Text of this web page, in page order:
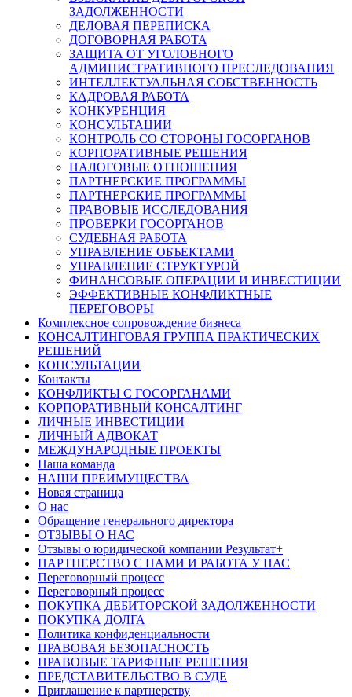
ЗАДОЛЖЕННОСТИ
ДЕЛОВАЯ ПЕРЕПИСКА
ДОГОВОРНАЯ РАБОТА
ЗАЩИТА ОТ УГОЛОВНОГО
АДМИНИСТРАТИВНОГО ПРЕСЛЕДОВАНИЯ
ИНТЕЛЛЕКТУАЛЬНАЯ СОБСТВЕННОСТЬ
КАДРОВАЯ РАБОТА
КОНКУРЕНЦИЯ
КОНСУЛЬТАЦИИ
КОНТРОЛЬ СО СТОРОНЫ ГОСОРГАНОВ
КОРПОРАТИВНЫЕ РЕШЕНИЯ
НАЛОГОВЫЕ ОТНОШЕНИЯ
ПАРТНЕРСКИЕ ПРОГРАММЫ
ПАРТНЕРСКИЕ ПРОГРАММЫ
ПРАВОВЫЕ ИССЛЕДОВАНИЯ
ПРОВЕРКИ ГОСОРГАНОВ
СУДЕБНАЯ РАБОТА
УПРАВЛЕНИЕ ОБЪЕКТАМИ
УПРАВЛЕНИЕ СТРУКТУРОЙ
ФИНАНСОВЫЕ ОПЕРАЦИИ И ИНВЕСТИЦИИ
ЭФФЕКТИВНЫЕ КОНФЛИКТНЫЕ
ПЕРЕГОВОРЫ
Комплексное сопровождение бизнеса
КОНСАЛТИНГОВАЯ ГРУППА ПРАКТИЧЕСКИХ
РЕШЕНИЙ
КОНСУЛЬТАЦИИ
Контакты
КОНФЛИКТЫ С ГОСОРГАНАМИ
КОРПОРАТИВНЫЙ КОНСАЛТИНГ
ЛИЧНЫЕ ИНВЕСТИЦИИ
ЛИЧНЫЙ АДВОКАТ
МЕЖДУНАРОДНЫЕ ПРОЕКТЫ
Наша команда
НАШИ ПРЕИМУЩЕСТВА
Новая страница
О нас
Обращение генерального директора
ОТЗЫВЫ О НАС
Отзывы о юридической компании Результат+
ПАРТНЕРСТВО С НАМИ И РАБОТА У НАС
Переговорный процесс
Переговорный процесс
ПОКУПКА ДЕБИТОРСКОЙ ЗАДОЛЖЕННОСТИ
ПОКУПКА ДОЛГА
Политика конфиденциальности
ПРАВОВАЯ БЕЗОПАСНОСТЬ
ПРАВОВЫЕ ТАРИФНЫЕ РЕШЕНИЯ
ПРЕДСТАВИТЕЛЬСТВО В СУДЕ
Приглашение к партнерству